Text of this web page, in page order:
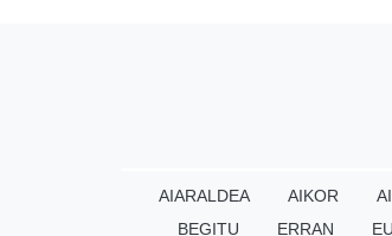
AIARALDEA AIKOR
BEGITU
ERRAN